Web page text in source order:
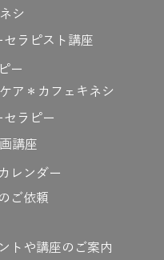
シ
セラピスト講座
ー
ア＊カフェキネシ
セラピー
講座
レンダー
ご依頼
トや講座のご案内